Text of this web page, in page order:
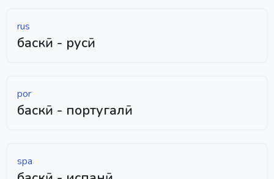
rus
баскӣ - русӣ
por
баскӣ - португалӣ
spa